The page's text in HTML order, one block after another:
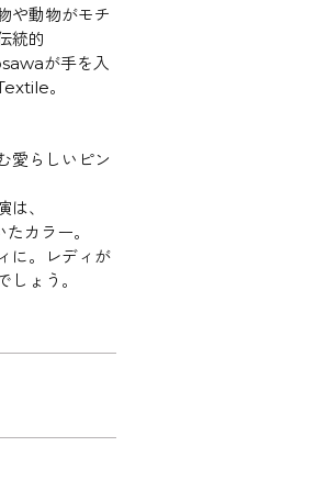
や動物がモチ
統的
が手を入
。
愛らしいピン
、
カラー。
に。レディが
ょう。